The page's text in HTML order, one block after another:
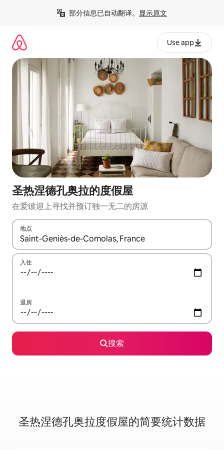
部分信息已自动翻译。 显示原文
Use app
圣热涅德孔奥拉的度假屋
在爱彼迎上寻找并预订独一无二的房源
地点
如有搜索结果，请使用上下方向键查看，或通过点击或滑动手势
入住
退房
搜索
圣热涅德孔奥拉度假屋的简要统计数据